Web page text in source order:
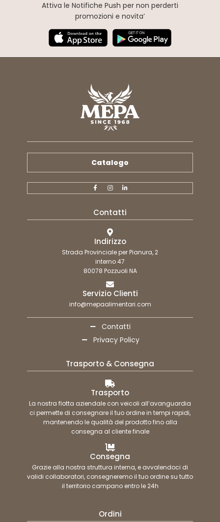
Attiva le Notifiche Push per non perderti
promozioni e novita’
Catalogo
Contatti
Indirizzo
Strada Provinciale per Pianura, 2
interno 47
80078 Pozzuoli NA
Servizio Clienti
info@mepaalimentari.com
Contatti
Privacy Policy
Trasporto & Consegna
Trasporto
La nostra flotta aziendale con veicoli all’avanguardia
ci permette di consegnare il tuo ordine in tempi rapidi,
mantenendo le qualità del prodotto fino alla
consegna al cliente finale
Consegna
Grazie alla nostra struttura interna, e avvalendoci di
validi collaboratori, consegneremo il tuo ordine su tutto
il territorio campano entro le 24h
Ordini